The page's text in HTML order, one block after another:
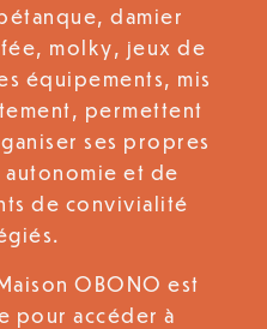
damier
molky, jeux de
équipements, mis
permettent
ses propres
et de
de convivialité
OBONO est
pour accéder à